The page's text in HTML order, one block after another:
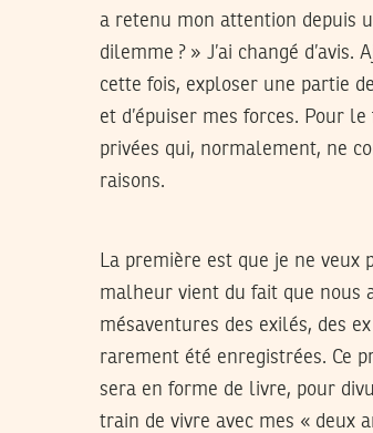
a retenu mon attention depuis
dilemme ? » J’ai changé
cette fois, exploser une partie
et d’épuiser mes forces. Pour
privées qui, normalement, ne
raisons.
La première est que je ne
malheur vient du fait que nous
mésaventures des exilés, des
rarement été enregistrées. Ce
sera en forme de livre, pour
train de vivre avec mes « deux